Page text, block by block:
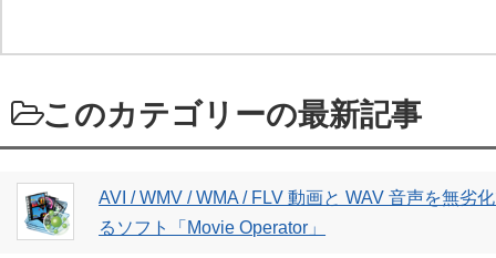
このカテゴリーの最新記事
AVI / WMV / WMA / FLV 動画と WAV 音声を無劣
るソフト「Movie Operator」